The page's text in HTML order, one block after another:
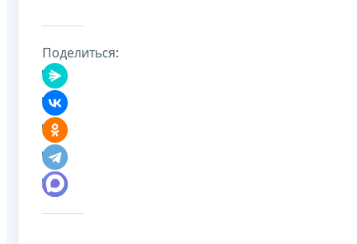
Поделиться: